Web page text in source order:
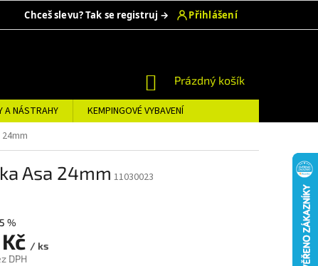
NÁKUPNÍ
KOŠÍK
Prázdný košík
A NÁSTRAHY
KEMPINGOVÉ VYBAVENÍ
Asa 24mm 11030023
%
/ ks
DPH